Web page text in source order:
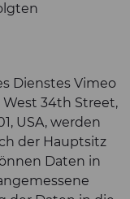
Dienstes Vimeo
West 34th Street,
USA, werden
der Hauptsitz
Daten in